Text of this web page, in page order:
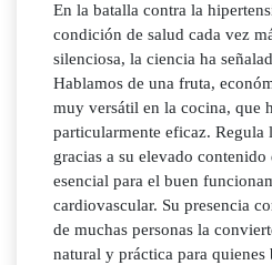
En la batalla contra la
condición de salud cada vez
silenciosa, la ciencia ha
Hablamos de una fruta,
muy versátil en la cocina, que
particularmente eficaz. Regula
gracias a su elevado
esencial para el buen
cardiovascular. Su presencia
de muchas personas la
natural y práctica para quienes